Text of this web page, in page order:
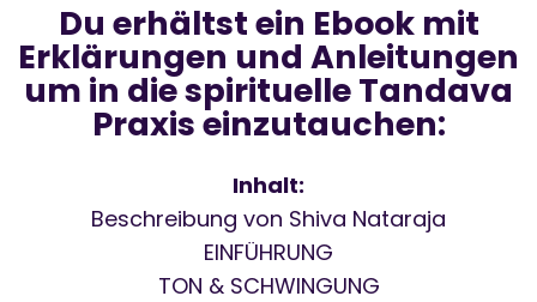
Du erhältst ein Ebook mit
Erklärungen und Anleitungen
um in die spirituelle Tandava
Praxis einzutauchen:
Inhalt:
Beschreibung von Shiva Nataraja
EINFÜHRUNG
TON & SCHWINGUNG